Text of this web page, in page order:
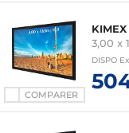
COMPARER
3,00 x
DISPO